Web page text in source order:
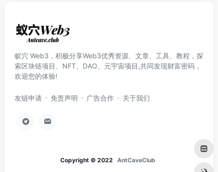
蚁穴 Web3，积极分享Web3优秀资源、文章、工具、教程，探
索区块链项目、NFT、DAO、元宇宙项目,共同发现财富密码，
欢迎您的体验!
友链申请 免责声明 广告合作 关于我们
Copyright © 2022 AntCaveClub